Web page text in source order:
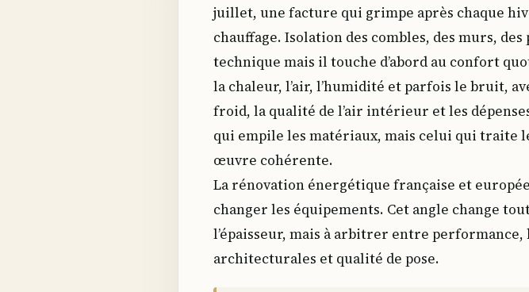
juillet, une facture qui grimpe après chaque
chauffage. Isolation des combles, des murs,
technique mais il touche d’abord au confort
la chaleur, l’air, l’humidité et parfois le bruit,
froid, la qualité de l’air intérieur et les
qui empile les matériaux, mais celui qui traite
œuvre cohérente.
La rénovation énergétique française et
changer les équipements. Cet angle change
l’épaisseur, mais à arbitrer entre
architecturales et qualité de pose.